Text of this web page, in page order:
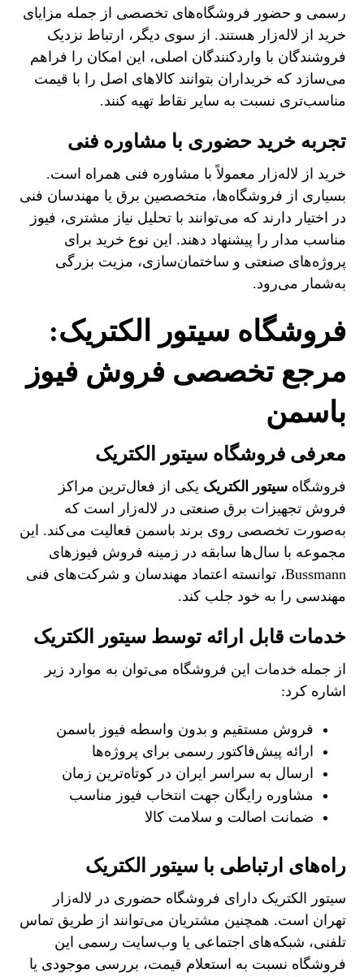
رسمی و حضور فروشگاه‌های تخصصی از جمله مزایای
خرید از لاله‌زار هستند. از سوی دیگر، ارتباط نزدیک
فروشندگان با واردکنندگان اصلی، این امکان را فراهم
می‌سازد که خریداران بتوانند کالاهای اصل را با قیمت
مناسب‌تری نسبت به سایر نقاط تهیه کنند.
تجربه خرید حضوری با مشاوره فنی
خرید از لاله‌زار معمولاً با مشاوره فنی همراه است.
بسیاری از فروشگاه‌ها، متخصصین برق یا مهندسان فنی
در اختیار دارند که می‌توانند با تحلیل نیاز مشتری، فیوز
مناسب مدار را پیشنهاد دهند. این نوع خرید برای
پروژه‌های صنعتی و ساختمان‌سازی، مزیت بزرگی
به‌شمار می‌رود.
فروشگاه سیتور الکتریک:
مرجع تخصصی فروش فیوز
باسمن
معرفی فروشگاه سیتور الکتریک
فروشگاهسیتور الکتریک یکی از فعال‌ترین مراکز
فروش تجهیزات برق صنعتی در لاله‌زار است که
به‌صورت تخصصی روی برند باسمن فعالیت می‌کند. این
مجموعه با سال‌ها سابقه در زمینه فروش فیوزهای
Bussmann، توانسته اعتماد مهندسان و شرکت‌های فنی
مهندسی را به خود جلب کند.
خدمات قابل ارائه توسط سیتور الکتریک
از جمله خدمات این فروشگاه می‌توان به موارد زیر
اشاره کرد:
فروش مستقیم و بدون واسطه فیوز باسمن
ارائه پیش‌فاکتور رسمی برای پروژه‌ها
ارسال به سراسر ایران در کوتاه‌ترین زمان
مشاوره رایگان جهت انتخاب فیوز مناسب
ضمانت اصالت و سلامت کالا
راه‌های ارتباطی با سیتور الکتریک
سیتور الکتریک دارای فروشگاه حضوری در لاله‌زار
تهران است. همچنین مشتریان می‌توانند از طریق تماس
تلفنی، شبکه‌های اجتماعی یا وب‌سایت رسمی این
فروشگاه نسبت به استعلام قیمت، بررسی موجودی یا